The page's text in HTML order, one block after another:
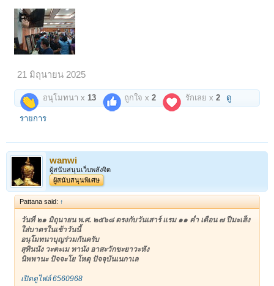
21 มิถุนายน 2025
อนุโมทนา x13 ถูกใจ x2 รักเลย x2 ดู
รายการ
wanwi
ผู้สนับสนุนเว็บพลังจิต
ผู้สนับสนุนพิเศษ
Pattana said: ↑
วันที่ ๒๑ มิถุนายน พ.ศ. ๒๕๖๘ ตรงกับวันเสาร์ แรม ๑๑ ค่ำ เดือน ๗ ปีมะเส็ง
ใส่บาตรในเช้าวันนี้
อนุโมทนาบุญร่วมกันครับ
สุทินนัง วะตะเม ทานัง อาสะวักขะยาวะหัง
นิพพานะ ปัจจะโย โหตุ ปัจจุบันเนกาเล
เปิดดูไฟล์ 6560968